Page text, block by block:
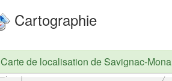
Cartographie
Carte de localisation de Savignac-Mona